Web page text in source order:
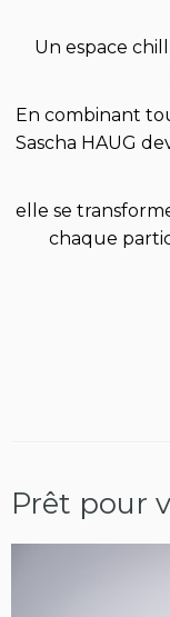
Un espace
En combinant
Sascha HAUG
elle se
chaque
Prêt pour